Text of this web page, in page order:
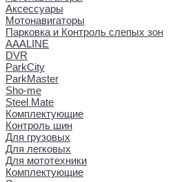
Аксессуары
Мотонавигаторы
Парковка и Контроль слепых зон
AAALINE
DVR
ParkCity
ParkMaster
Sho-me
Steel Mate
Комплектующие
Контроль шин
Для грузовых
Для легковых
Для мототехники
Комплектующие